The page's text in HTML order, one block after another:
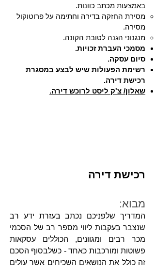
באמצעות מכתב כוונות.
מסירת החזקה בדירה וחתימה על פרוטוקול
מסירה.
מנגנוני הגנה לטובת הקונה.
מסמכי העברת זכויות.
סיום עסקה.
רשימת הפעולות שיש לבצע במסגרת
רכישת דירה.
שאלון/ צ'ק ליסט לרוכש דירה.
רכישת דירה
מבוא:
המדריך שלפניכם נכתב בעזרת ידע רב
שנצבר בעקבות ליווי מספר רב של הסכמי
מכר רבים ומגוונים, הכוללים עסקאות
פשוטות ומורכבות כאחד - כשלבסוף הסכם
זה כולל את הנושאים השכיחים אשר עולים